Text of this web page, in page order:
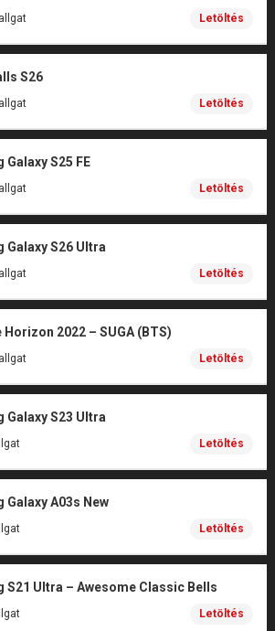
Letöltés
S26
Letöltés
Galaxy S25 FE
Letöltés
Galaxy S26 Ultra
Letöltés
Horizon 2022 – SUGA (BTS)
Letöltés
Galaxy S23 Ultra
Letöltés
Galaxy A03s New
Letöltés
S21 Ultra – Awesome Classic Bells
Letöltés